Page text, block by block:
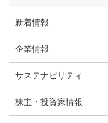
新着情報
企業情報
サステナビリティ
株主・投資家情報